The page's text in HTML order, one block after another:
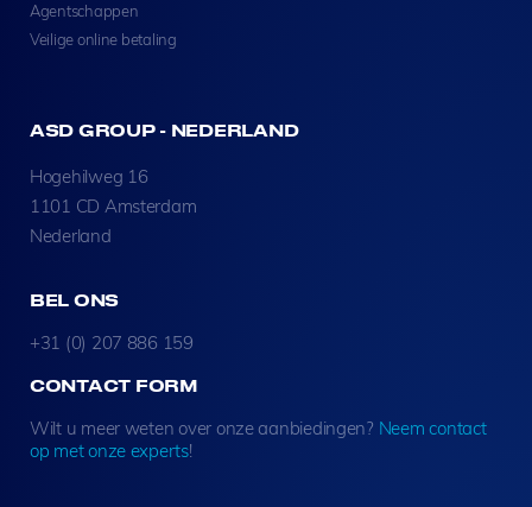
Agentschappen
Veilige online betaling
ASD GROUP - NEDERLAND
Hogehilweg 16
1101 CD Amsterdam
Nederland
BEL ONS
+31 (0) 207 886 159
CONTACT FORM
Wilt u meer weten over onze aanbiedingen? Neem contact
op met onze experts!